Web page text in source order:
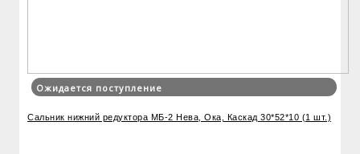
Ожидается поступление
Сальник нижний редуктора МБ-2 Нева, Ока, Каскад 30*52*10 (1 шт.)